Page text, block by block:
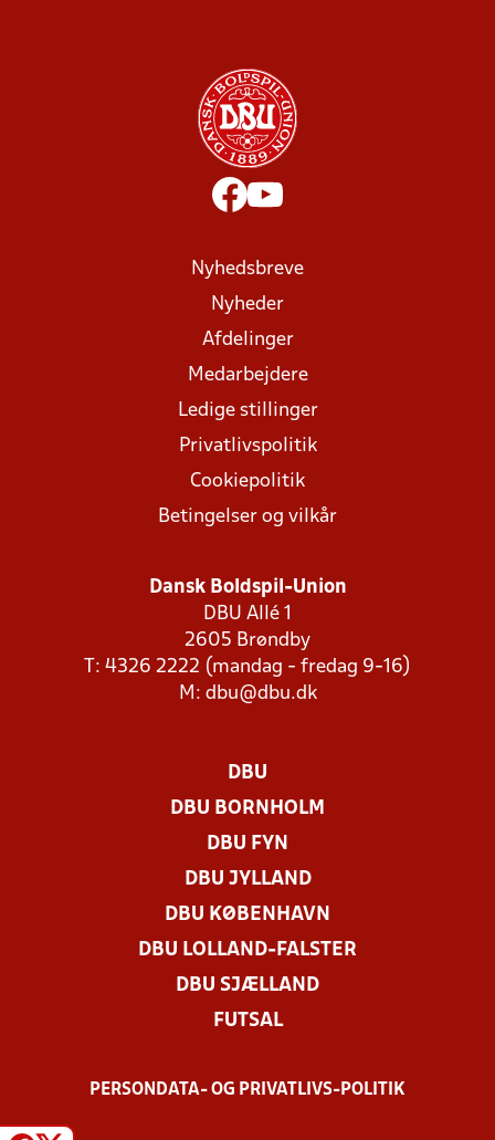
Nyhedsbreve
Nyheder
Afdelinger
Medarbejdere
Ledige stillinger
Privatlivspolitik
Cookiepolitik
Betingelser og vilkår
Dansk Boldspil-Union
DBU Allé 1
2605 Brøndby
T: 4326 2222 (mandag - fredag 9-16)
M: dbu@dbu.dk
DBU
DBU BORNHOLM
DBU FYN
DBU JYLLAND
DBU KØBENHAVN
DBU LOLLAND-FALSTER
DBU SJÆLLAND
FUTSAL
PERSONDATA- OG PRIVATLIVS-POLITIK